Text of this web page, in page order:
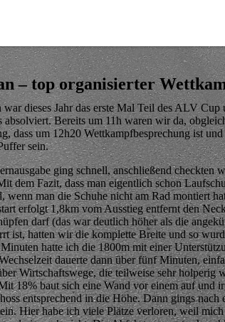
– top organisierter
war dieses Jahr das erste Mal Teil des ALV
absolviert. Bereits um 11h waren wir da,
dass um 12h20 Wettkampfbesprechung ist
sein.
ging schnell, anschließend
dem Fazit, dass man eigentlich schon
wenn man die Schuhe nicht am Rad montiert
erfolgt 1,8km vom Ausstieg entfernt den
darf (das war deutlich höher als die
ist, hatten wir die komplette Breite und so
hatte ich die 1800m mit einer
dauerte dann über fünf Minuten,
Wirtschaftswege, die teilweise sehr
18% baut sich eine Wand vor einem auf
entsprechend in die Höhe. Dann gings
Hier habe ich viele Plätze verloren, weil